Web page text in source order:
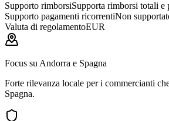
Supporto rimborsiSupporta rimborsi totali e
Supporto pagamenti ricorrentiNon
Valuta di regolamentoEUR
Focus su Andorra e Spagna
Forte rilevanza locale per i commercianti
Spagna.